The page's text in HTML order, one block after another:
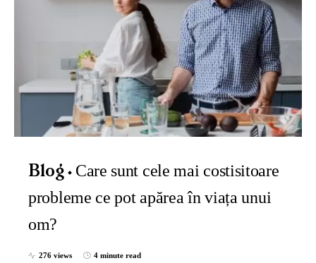
Blog
Care sunt cele mai costisitoare
probleme ce pot apărea în viața unui
om?
276 views 4 minute read